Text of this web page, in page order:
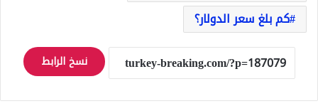
كم بلغ سعر الدولار؟
نسخ الرابط